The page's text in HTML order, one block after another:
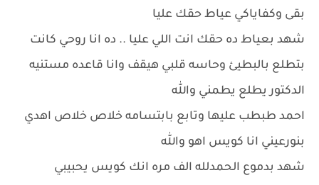
بقى وكفاياكي عياط حقك عليا
شهد بعياط ده حقك انت اللي عليا .. ده انا روحي كانت
بتطلع بالبطيئ وحاسه قلبي هيقف وانا قاعده مستنيه
الدكتور يطلع يطمني والله
احمد طبطب عليها وتابع بابتسامه خلاص خلاص اهدي
بنورعيني انا كويس اهو والله
شهد بدموع الحمدلله الف مره انك كويس يحبيبي